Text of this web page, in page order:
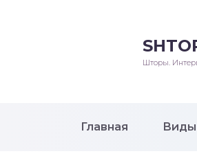
Шторы.
Главная Виды